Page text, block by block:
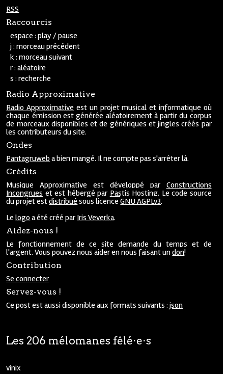
RSS
Raccourcis
espace : play / pause
j : morceau précédent
k : morceau suivant
r : aléatoire
s : recherche
Radio Approximative
Radio Approximative est un projet musical et informatique où
chaque émission est générée aléatoirement à partir du corpus
de morceaux disponibles et de génériques et jingles créés par
les contributeurs du site.
Ondes
Pantagruweba bien mangé. Il ne compte pas s'arrêter là.
Crédits
Musique Approximative est développé par Constructions
Incongrues et est hébergé par Pastis Hosting. Le code source
du projet estdistribué sous licenceGNU AGPLv3.
Lelogoa été créé par Iris Veverka.
Aidez-nous !
Le fonctionnement de ce site demande du temps et de
l'argent. Vous pouvez nous aider en nous faisant undon!
Contribution
Se connecter
Servez-vous !
Ce post est aussi disponible aux formats suivants :json
Les 206 mélomanes fêlé⋅e⋅s
vinix